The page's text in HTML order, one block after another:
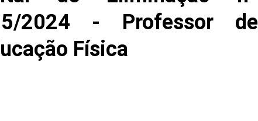
2024 - Professor de
Física